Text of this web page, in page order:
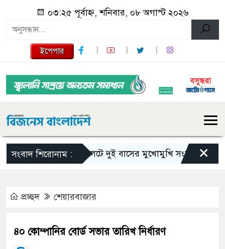
০৩:২৫ পূর্বাহ্ন, শনিবার, ০৮ অগাস্ট ২০২৬
ইপেপার
সংবাদ শিরোনাম :সিলেটে দুই বাসের মুখোমুখি সংঘর্ষে নিহত বেড়ে
×
প্রচ্ছদ শেয়ারবাজার
৪০ কোম্পানির বোর্ড সভার তারিখ নির্ধারণ